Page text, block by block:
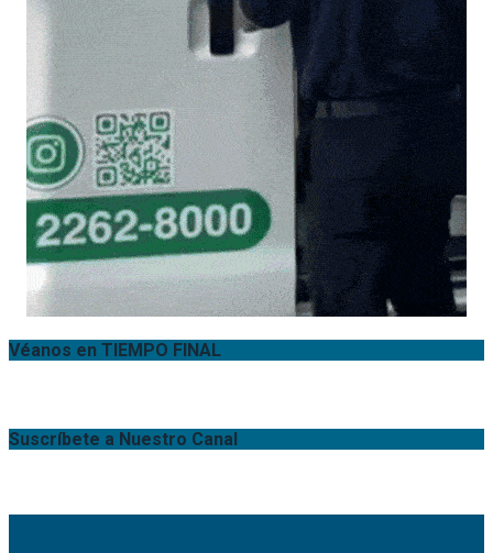
Véanos en TIEMPO FINAL
Suscríbete a Nuestro Canal